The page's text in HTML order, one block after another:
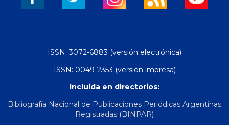
ISSN: 3072-6883 (versión electrónica)
ISSN: 0049-2353 (versión impresa)
Incluida en directorios:
Bibliografía Nacional de Publicaciones Periódicas Argentinas
Registradas (BINPAR)